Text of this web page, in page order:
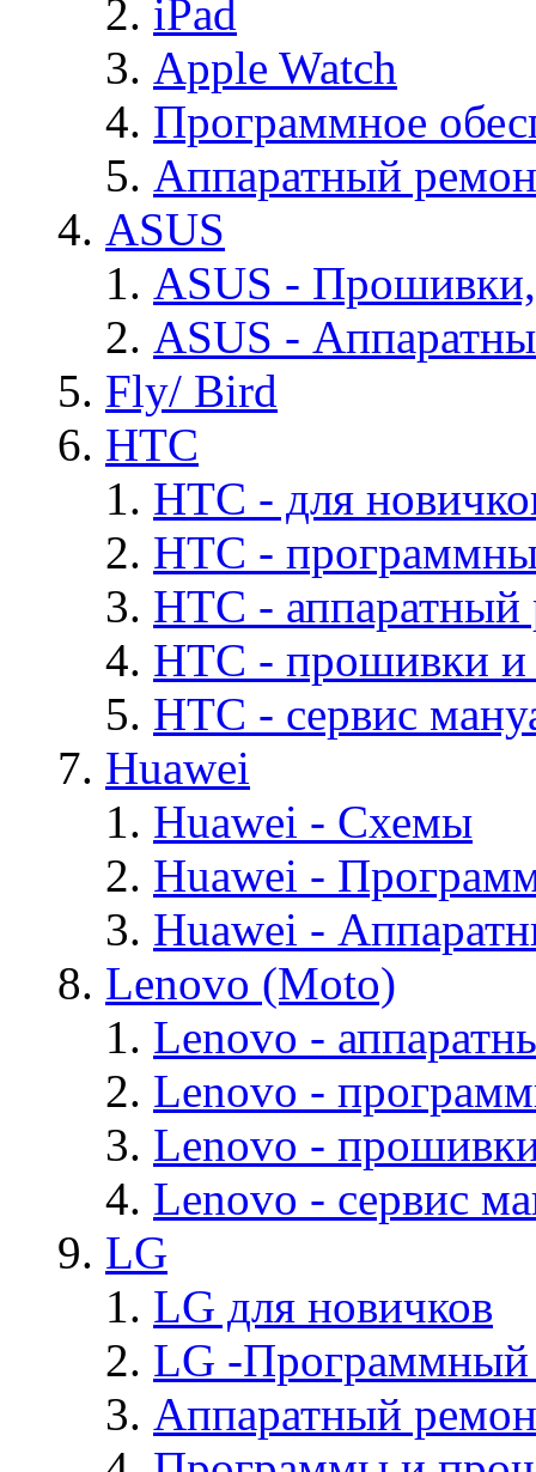
iPad
Apple Watch
Программное
Аппаратный
ASUS
ASUS -
ASUS -
Fly/ Bird
HTC
HTC - для
HTC -
HTC - аппаратный
HTC - прошивки
HTC - cервис
Huawei
Huawei - Cхемы
Huawei -
Huawei -
Lenovo (Moto)
Lenovo -
Lenovo -
Lenovo -
Lenovo - cервис
LG
LG для новичков
LG -Программный
Аппаратный